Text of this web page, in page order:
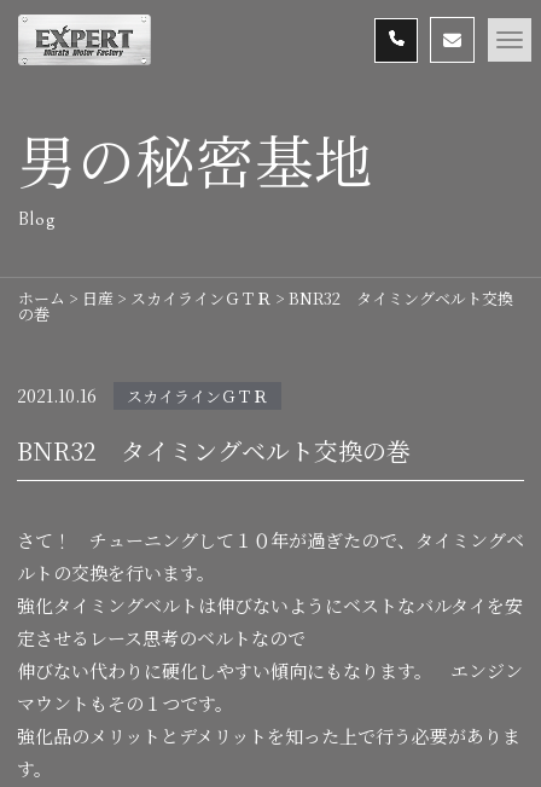
男の秘密基地
Blog
ホーム > 日産 > スカイラインＧＴＲ > BNR32 タイミングベルト交換
の巻
2021.10.16 スカイラインＧＴＲ
BNR32 タイミングベルト交換の巻
さて！ チューニングして１０年が過ぎたので、タイミングベ
ルトの交換を行います。
強化タイミングベルトは伸びないようにベストなバルタイを安
定させるレース思考のベルトなので
伸びない代わりに硬化しやすい傾向にもなります。 エンジン
マウントもその１つです。
強化品のメリットとデメリットを知った上で行う必要がありま
す。